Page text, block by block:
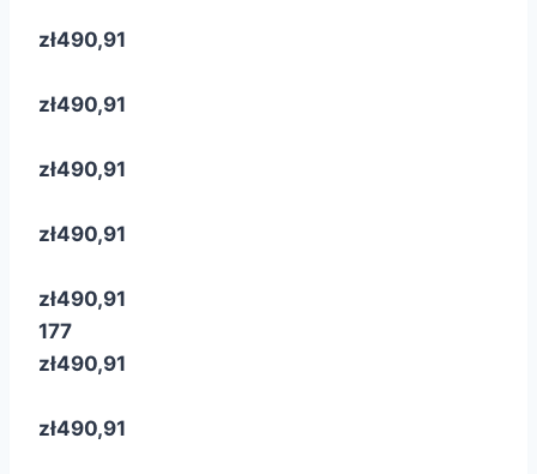
zł490,91
zł490,91
zł490,91
zł490,91
zł490,91
177
zł490,91
zł490,91